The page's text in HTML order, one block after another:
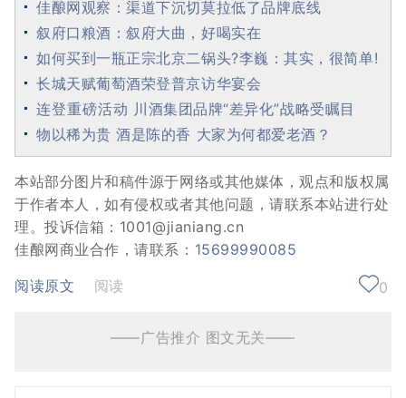
佳酿网观察：渠道下沉切莫拉低了品牌底线
叙府口粮酒：叙府大曲，好喝实在
如何买到一瓶正宗北京二锅头?李巍：其实，很简单!
长城天赋葡萄酒荣登普京访华宴会
连登重磅活动 川酒集团品牌“差异化”战略受瞩目
物以稀为贵 酒是陈的香 大家为何都爱老酒？
本站部分图片和稿件源于网络或其他媒体，观点和版权属
于作者本人，如有侵权或者其他问题，请联系本站进行处
理。投诉信箱：1001@jianiang.cn
佳酿网商业合作，请联系： 15699990085
阅读原文
阅读 0
——广告推介 图文无关——